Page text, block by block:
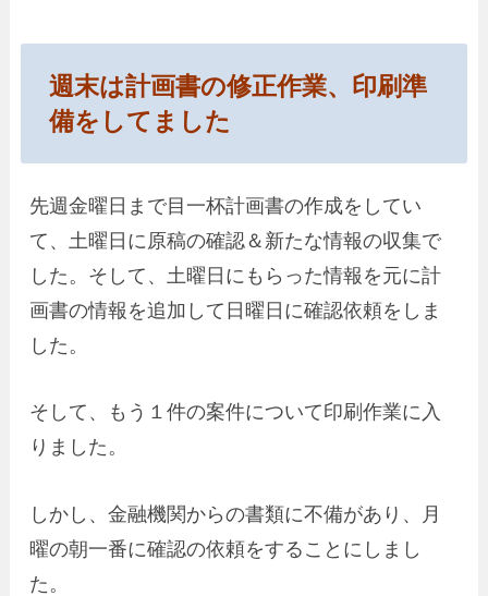
週末は計画書の修正作業、印刷準
備をしてました
先週金曜日まで目一杯計画書の作成をしてい
て、土曜日に原稿の確認＆新たな情報の収集で
した。そして、土曜日にもらった情報を元に計
画書の情報を追加して日曜日に確認依頼をしま
した。
そして、もう１件の案件について印刷作業に入
りました。
しかし、金融機関からの書類に不備があり、月
曜の朝一番に確認の依頼をすることにしまし
た。